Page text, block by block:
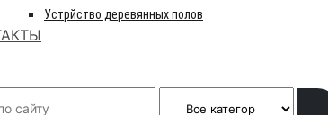
Устрйство деревянных полов